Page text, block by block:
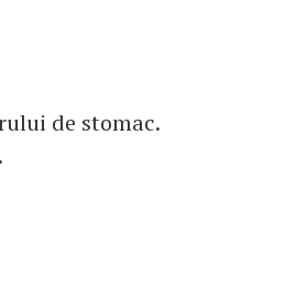
de stomac.